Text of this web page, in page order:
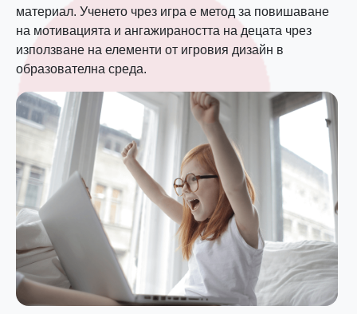
материал. Ученето чрез игра е метод за повишаване
на мотивацията и ангажираността на децата чрез
използване на елементи от игровия дизайн в
образователна среда.